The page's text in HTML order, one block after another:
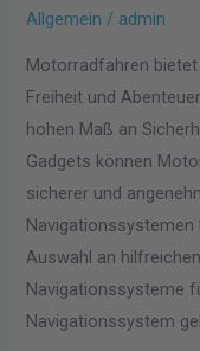
Allgemein / admin
Motorradfahren
Freiheit und
hohen Maß an
Gadgets können
sicherer und
Auswahl an
Navigationssysteme
Navigationssystem